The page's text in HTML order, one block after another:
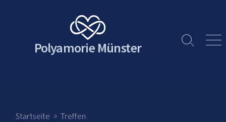
Polyamorie Münster
Search
Startseite > Treffen